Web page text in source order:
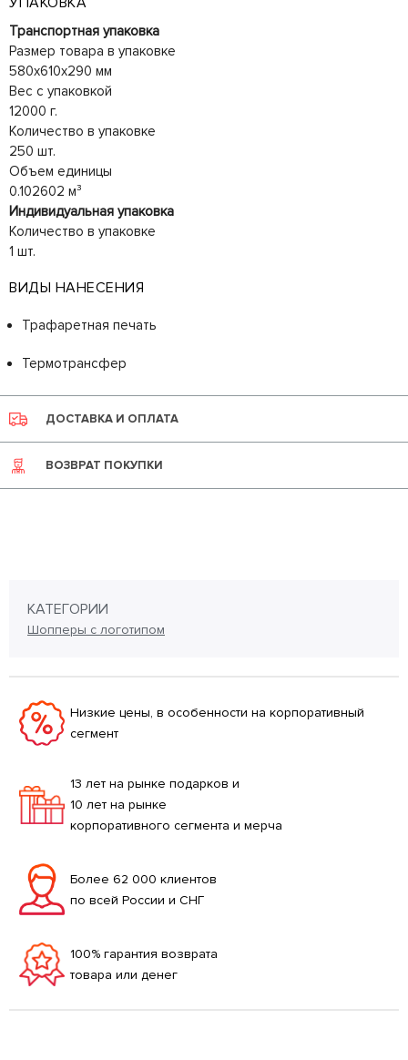
Транспортная упаковка
Размер товара в упаковке
580x610x290 мм
Вес с упаковкой
12000 г.
Количество в упаковке
250 шт.
Объем единицы
0.102602 м³
Индивидуальная упаковка
Количество в упаковке
1 шт.
ВИДЫ НАНЕСЕНИЯ
Трафаретная печать
Термотрансфер
ДОСТАВКА И ОПЛАТА
ВОЗВРАТ ПОКУПКИ
КАТЕГОРИИ
Шопперы с логотипом
Низкие цены, в особенности на корпоративный
сегмент
13 лет на рынке подарков и
10 лет на рынке
корпоративного сегмента и мерча
Более 62 000 клиентов
по всей России и СНГ
100% гарантия возврата
товара или денег